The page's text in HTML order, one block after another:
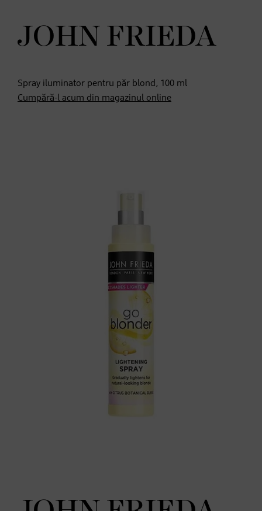
JOHN FRIEDA
Spray iluminator pentru păr blond, 100 ml
Cumpără-l acum din magazinul online